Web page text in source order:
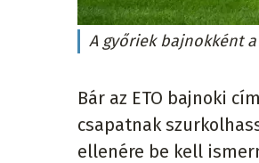
A győriek bajnokként
Bár az ETO bajnoki
csapatnak
ellenére be kell